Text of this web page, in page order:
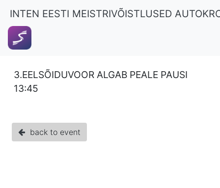
INTEN EESTI MEISTRIVÕISTLUSED
3.EELSÕIDUVOOR ALGAB PEALE PAUSI
13:45
back to event